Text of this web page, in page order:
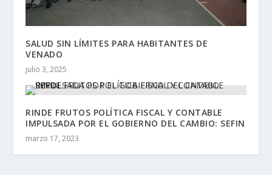
SALUD SIN LÍMITES PARA HABITANTES DE
VENADO
julio 3, 2025
RINDE FRUTOS POLÍTICA FISCAL Y CONTABLE
IMPULSADA POR EL GOBIERNO DEL CAMBIO: SEFIN
marzo 17, 2023